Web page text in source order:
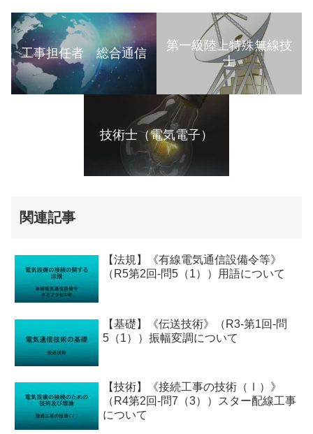
工事担任者 総合通信
第一級陸上特殊無線技
士
技術士（電気電子）
関連記事
【法規】《有線電気通信設備令等》
（R5第2回-問5（1））用語について
【基礎】《伝送技術》（R3-第1回-問
5（1））振幅変調について
【技術】《接続工事の技術（Ⅰ）》
（R4第2回-問7（3））スター配線工事
について